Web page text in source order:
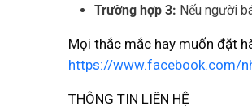
Trường hợp 3: Nếu người
Mọi thắc mắc hay muốn đặt
https://www.facebook.com/
THÔNG TIN LIÊN HỆ